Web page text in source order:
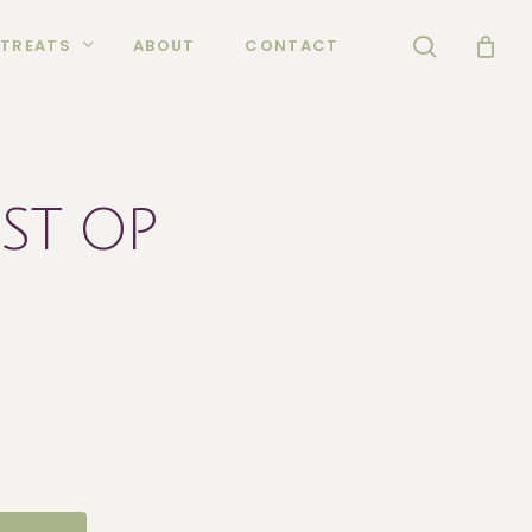
ABOUT CONTACT search
OP